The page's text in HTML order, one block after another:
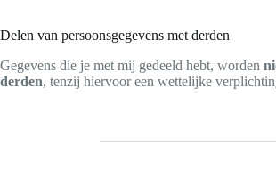
Delen van persoonsgegevens met derden
Gegevens die je met mij gedeeld hebt, worden
derden, tenzij hiervoor een wettelijke